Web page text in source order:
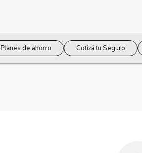
Planes de ahorro Cotizá tu Seguro